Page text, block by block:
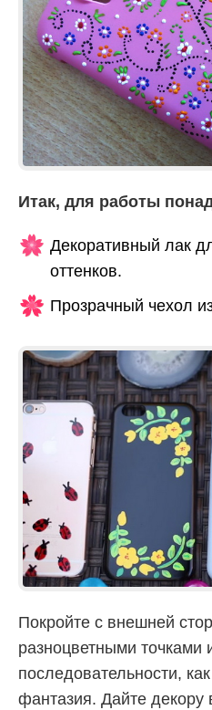
Итак, для работы
Декоративный лак
оттенков.
Прозрачный чехол
Покройте с внешней
разноцветными точками
последовательности,
фантазия. Дайте декору